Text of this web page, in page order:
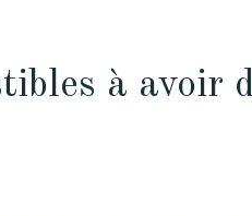
à avoir